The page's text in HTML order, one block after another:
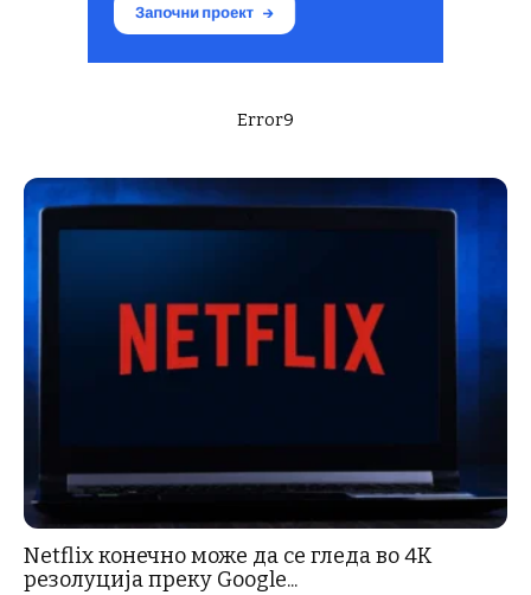
Error9
Netflix конечно може да се гледа во 4K
резолуција преку Google...